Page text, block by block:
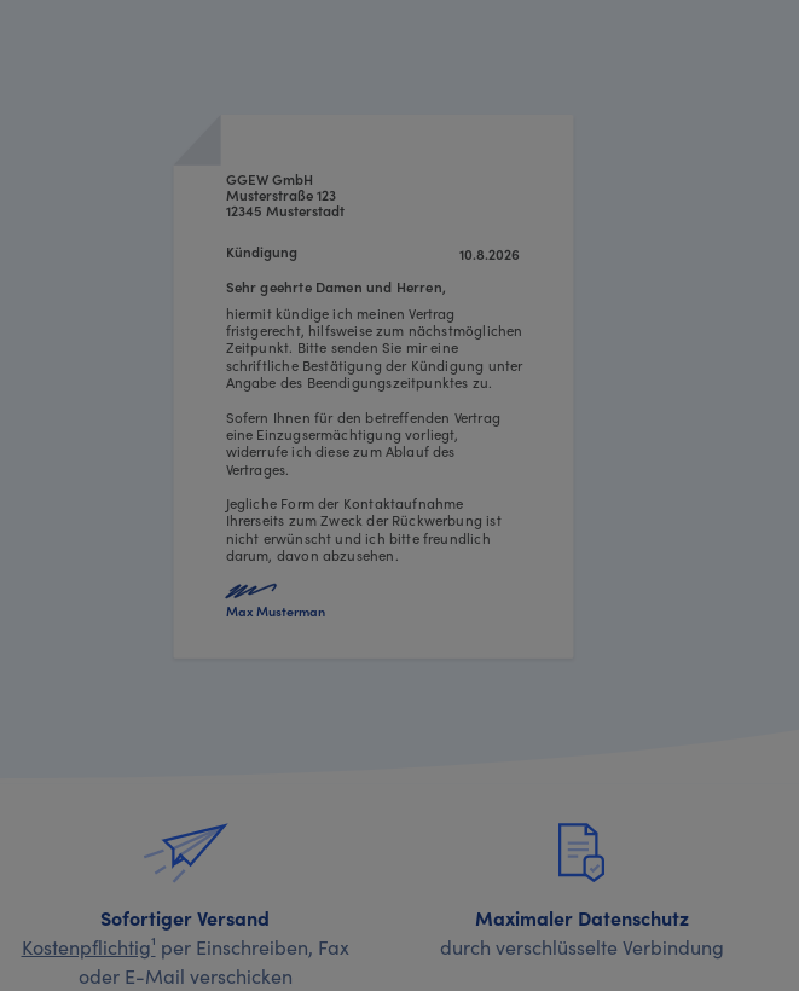
10.8.2026
GGEW GmbH
Musterstraße 123
12345 Musterstadt
hiermit kündige ich meinen Vertrag
fristgerecht, hilfsweise zum nächstmöglichen
Zeitpunkt. Bitte senden Sie mir eine
schriftliche Bestätigung der Kündigung unter
Angabe des Beendigungszeitpunktes zu.
Sofern Ihnen für den betreffenden Vertrag
eine Einzugsermächtigung vorliegt,
widerrufe ich diese zum Ablauf des
Vertrages.
Jegliche Form der Kontaktaufnahme
Ihrerseits zum Zweck der Rückwerbung ist
nicht erwünscht und ich bitte freundlich
darum, davon abzusehen.
Sehr geehrte Damen und Herren,
Kündigung
Max Musterman
Sofortiger Versand
Kostenpflichtig¹ per Einschreiben, Fax
oder E-Mail verschicken
Maximaler Datenschutz
durch verschlüsselte Verbindung